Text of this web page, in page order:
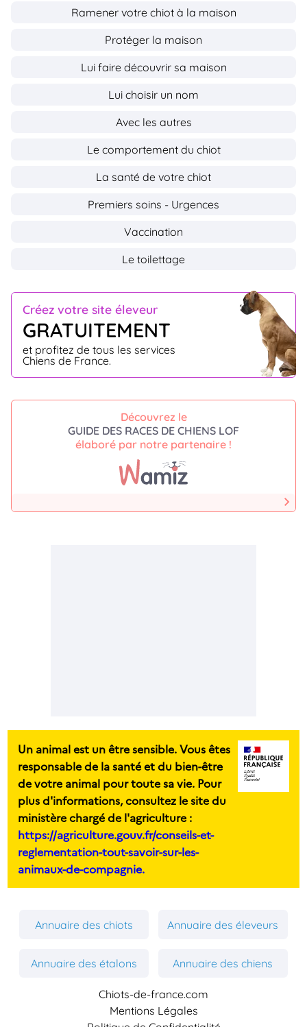
Créez votre site éleveur
GRATUITEMENT
et profitez de tous les services
Chiens de France.
Découvrez le
GUIDE DES RACES DE CHIENS LOF
élaboré par notre partenaire !
Ramener votre chiot à la maison
Protéger la maison
Lui faire découvrir sa maison
Lui choisir un nom
Avec les autres
Le comportement du chiot
La santé de votre chiot
Premiers soins - Urgences
Vaccination
Le toilettage
Un animal est un être sensible. Vous êtes
responsable de la santé et du bien-être
de votre animal pour toute sa vie. Pour
plus d'informations, consultez le site du
ministère chargé de l'agriculture :
https://agriculture.gouv.fr/conseils-et-
reglementation-tout-savoir-sur-les-
animaux-de-compagnie.
Annuaire des chiots Annuaire des éleveurs
Annuaire des étalons Annuaire des chiens
Chiots-de-france.com
Mentions Légales